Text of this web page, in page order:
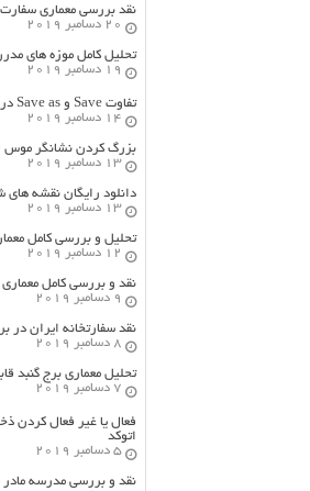
نقد بررسی معماری سفارت
20 دسامبر 2019
تحلیل کامل موزه های
19 دسامبر 2019
تفاوت Save و Save as در اتوکد-زمان autocad Save as
14 دسامبر 2019
بزرگ کردن نشانگر موس
13 دسامبر 2019
دانلود رایگان نقشه
13 دسامبر 2019
تحلیل و بررسی کامل
12 دسامبر 2019
نقد و بررسی کامل
9 دسامبر 2019
نقد سفارتخانه ایران در
8 دسامبر 2019
تحلیل معماری برج گنبد
7 دسامبر 2019
اتوکد
5 دسامبر 2019
نقد و بررسی مدرسه مادر